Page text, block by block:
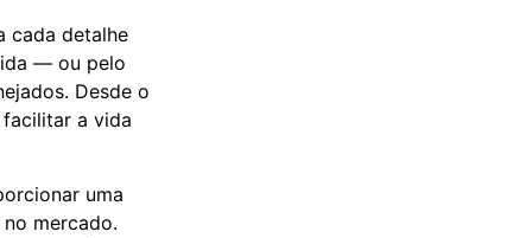
cada detalhe
— ou pelo
Desde o
a vida
uma
mercado.